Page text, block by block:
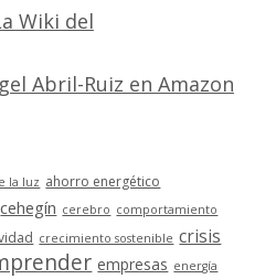
Wiki del
Abril-Ruiz en Amazon
la luz ahorro energético
cehegín cerebro comportamiento
crecimiento sostenible crisis
empresas energía